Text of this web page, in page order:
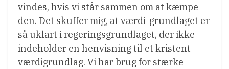
vindes, hvis vi står sammen om at kæmpe
den. Det skuffer mig, at værdi-grundlaget er
så uklart i regeringsgrundlaget, der ikke
indeholder en henvisning til et kristent
værdigrundlag. Vi har brug for stærke